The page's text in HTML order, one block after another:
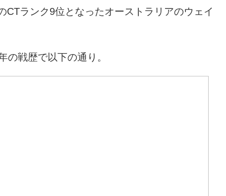
CTランク9位となったオーストラリアのウェイ
の戦歴で以下の通り。